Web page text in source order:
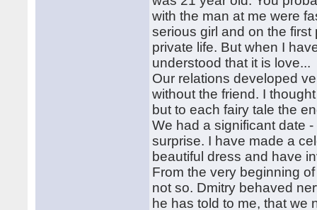
with the man at me were
serious girl and on the
private life. But when I
understood that it is love...
Our relations developed
without the friend. I
but to each fairy tale the
We had a significant date
surprise. I have made a
beautiful dress and have
From the very beginning
not so. Dmitry behaved
he has told to me, that we